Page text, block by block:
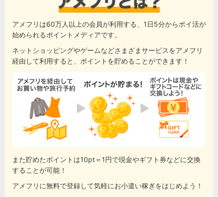
アメフリは60万人以上の会員が利用する、1日5分からポイ活が
始められるポイントメディアです。
ネットショッピングやゲームなどさまざまサービスをアメフリ
経由して利用すると、ポイントを貯めることができます！
また貯めたポイントは10pt＝1円で現金やギフト券などに交換
することが可能！
アメフリに無料で登録して気軽にお小遣い稼ぎをはじめよう！